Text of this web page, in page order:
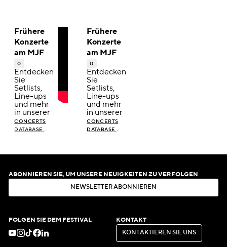
Frühere
Konzerte
am MJF
0
Entdecken
Sie
Setlists,
Line-ups
und mehr
in unserer
CONCERTS
DATABASE .
Frühere
Konzerte
am MJF
0
Entdecken
Sie
Setlists,
Line-ups
und mehr
in unserer
CONCERTS
DATABASE .
ABONNIEREN SIE, UM UNSERE NEUIGKEITEN ZU VERFOLGEN
N EWSLET ERABON N EREN
FOLGEN SIE DEM FESTIVAL KONTAKT
KON AKT EREN SI E UN S
KONTAKTIERENSIEUNS